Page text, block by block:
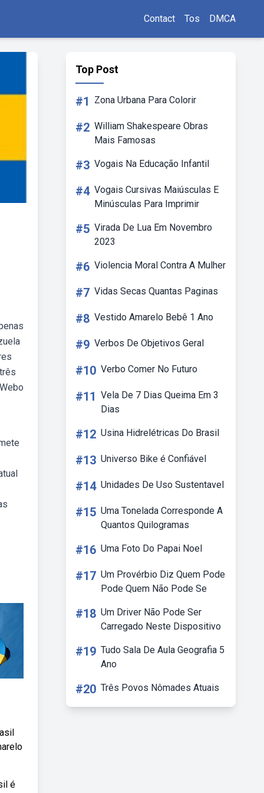
Contact Tos DMCA
é
Top Post
#1 Zona Urbana Para Colorir
#2 William Shakespeare Obras
Mais Famosas
#3 Vogais Na Educação Infantil
#4 Vogais Cursivas Maiúsculas E
Minúsculas Para Imprimir
#5 Virada De Lua Em Novembro
2023
#6 Violencia Moral Contra A Mulher
#7 Vidas Secas Quantas Paginas
#8 Vestido Amarelo Bebê 1 Ano
#9 Verbos De Objetivos Geral
#10 Verbo Comer No Futuro
#11 Vela De 7 Dias Queima Em 3
Dias
#12 Usina Hidrelétricas Do Brasil
#13 Universo Bike é Confiável
#14 Unidades De Uso Sustentavel
#15 Uma Tonelada Corresponde A
Quantos Quilogramas
#16 Uma Foto Do Papai Noel
#17 Um Provérbio Diz Quem Pode
Pode Quem Não Pode Se
#18 Um Driver Não Pode Ser
Carregado Neste Dispositivo
#19 Tudo Sala De Aula Geografia 5
Ano
#20 Três Povos Nômades Atuais